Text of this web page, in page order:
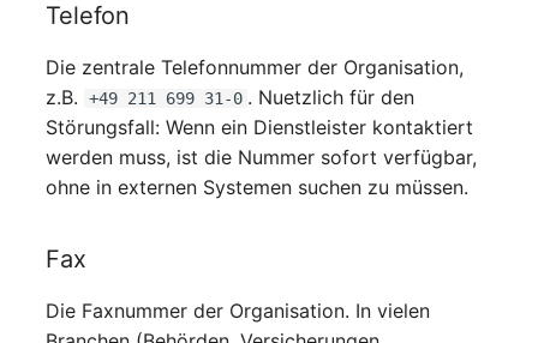
Controller
Replikationsobjekt
Router
SAN Zoning
Schrank
Telefon
Die zentrale Telefonnummer der Organisation,
z.B.
+49 211 699 31-0 . Nuetzlich für den
Störungsfall: Wenn ein Dienstleister kontaktiert
werden muss, ist die Nummer sofort verfügbar,
ohne in externen Systemen suchen zu müssen.
Fax
Die Faxnummer der Organisation. In vielen